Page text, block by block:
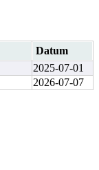
Datum
2025-07-01
2026-07-07